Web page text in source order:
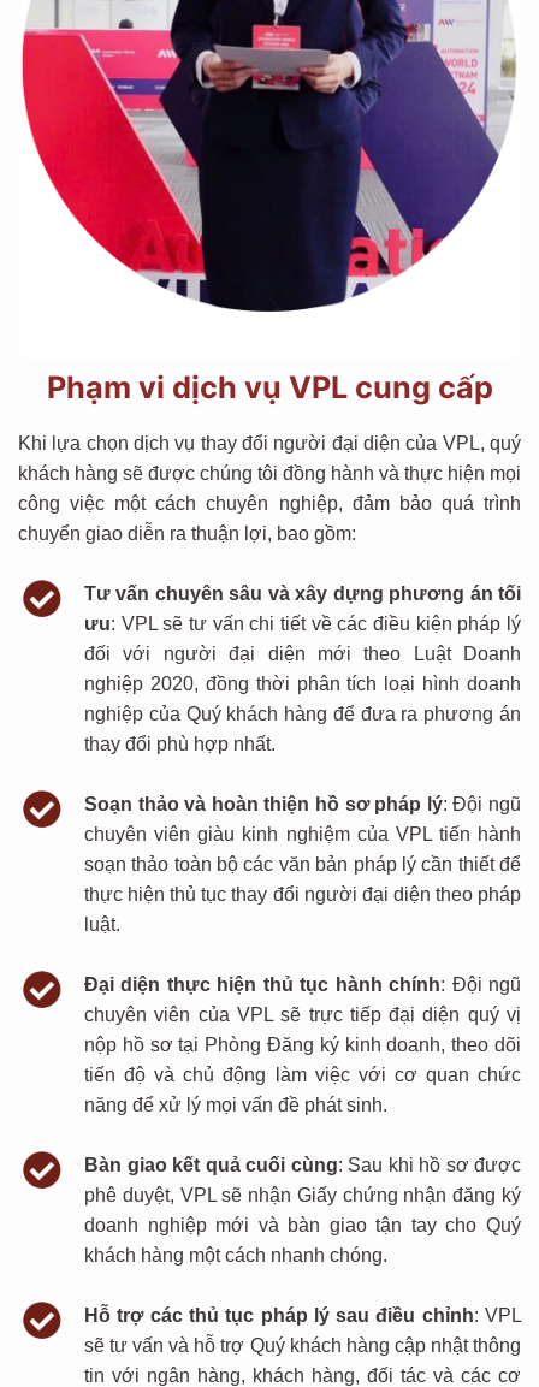
Phạm vi dịch vụ VPL cung cấp
Khi lựa chọn dịch vụ thay đổi người đại diện của VPL, quý
khách hàng sẽ được chúng tôi đồng hành và thực hiện mọi
công việc một cách chuyên nghiệp, đảm bảo quá trình
chuyển giao diễn ra thuận lợi, bao gồm:
Tư vấn chuyên sâu và xây dựng phương án tối
ưu: VPLsẽ tư vấn chi tiết về các điều kiện pháp lý
đối với người đại diện mới theo Luật Doanh
nghiệp 2020, đồng thời phân tích loại hình doanh
nghiệp của Quý khách hàng để đưa ra phương án
thay đổi phù hợp nhất.
Soạn thảo và hoàn thiện hồ sơ pháp lý:Đội ngũ
chuyên viên giàu kinh nghiệm của VPL tiến hành
soạn thảo toàn bộ các văn bản pháp lý cần thiếtđể
thực hiện thủ tục thay đổi người đại diện theo pháp
luật.
Đại diện thực hiện thủ tục hành chính: Đội ngũ
chuyên viên của VPLsẽ trực tiếp đại diện quý vị
nộp hồ sơ tại Phòng Đăng ký kinh doanh, theo dõi
tiến độ và chủ động làm việc với cơ quan chức
năng để xử lý mọi vấn đề phát sinh.
Bàn giao kết quả cuối cùng: Sau khi hồ sơ được
phê duyệt, VPLsẽ nhận Giấy chứng nhận đăng ký
doanh nghiệp mới và bàn giao tận tay cho Quý
khách hàng một cách nhanh chóng.
Hỗ trợ các thủ tục pháp lý sau điều chỉnh:VPL
sẽ tư vấn và hỗ trợ Quý khách hàng cập nhật thông
tin với ngân hàng, khách hàng, đối tác và các cơ